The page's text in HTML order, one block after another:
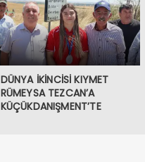
DÜNYA İKİNCİSİ KIYMET
RÜMEYSA TEZCAN’A
KÜÇÜKDANIŞMENT’TE